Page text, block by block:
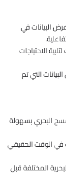
البيانات في
الاحتياجات
التي تم
البحري بسهولة
في الوقت الحقيقي
المختلفة قبل